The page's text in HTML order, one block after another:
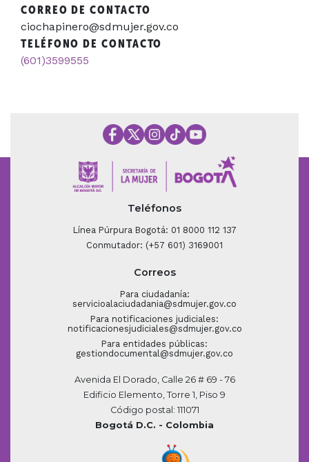
CORREO DE CONTACTO
ciochapinero@sdmujer.gov.co
TELÉFONO DE CONTACTO
(601)3599555
Teléfonos
Línea Púrpura Bogotá: 01 8000 112 137
Conmutador: (+57 601) 3169001
Correos
Para ciudadanía:
servicioalaciudadania@sdmujer.gov.co
Para notificaciones judiciales:
notificacionesjudiciales@sdmujer.gov.co
Para entidades públicas:
gestiondocumental@sdmujer.gov.co
Avenida El Dorado, Calle 26 # 69 - 76
Edificio Elemento, Torre 1, Piso 9
Código postal: 111071
Bogotá D.C. - Colombia